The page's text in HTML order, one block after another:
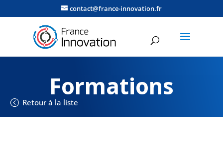
contact@france-innovation.fr
Formations
Retour à la liste